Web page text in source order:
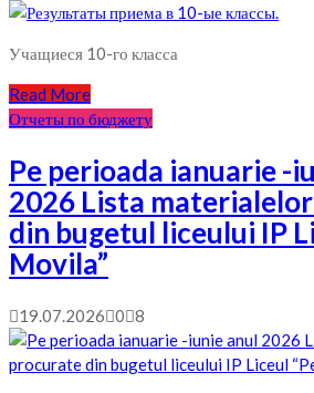
Учащиеся 10-го класса
Read More
Отчеты по бюджету
Pe perioada ianuarie -
2026 Lista
din bugetul liceului IP
Movila”
19.07.2026 0 8